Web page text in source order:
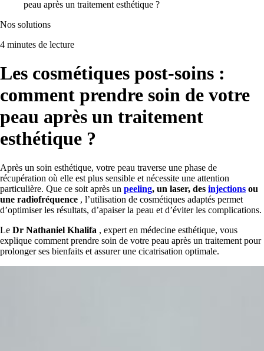
peau après un traitement esthétique ?
Nos solutions
4 minutes de lecture
Les cosmétiques post-soins :
comment prendre soin de votre
peau après un traitement
esthétique ?
Après un soin esthétique, votre peau traverse une phase de
récupération où elle est plus sensible et nécessite une attention
particulière. Que ce soit après un peeling, un laser, des injections ou
une radiofréquence , l’utilisation de cosmétiques adaptés permet
d’optimiser les résultats, d’apaiser la peau et d’éviter les complications.
Le Dr Nathaniel Khalifa , expert en médecine esthétique, vous
explique comment prendre soin de votre peau après un traitement pour
prolonger ses bienfaits et assurer une cicatrisation optimale.